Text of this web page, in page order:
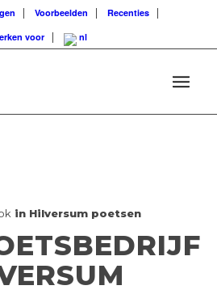
Voorbeelden
Recenties
voor
in Hilversum poetsen